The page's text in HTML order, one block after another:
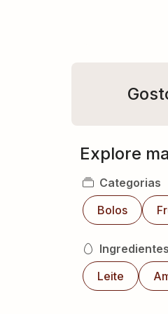
Explore
Categorias
Bolos
Ingredientes
Leite